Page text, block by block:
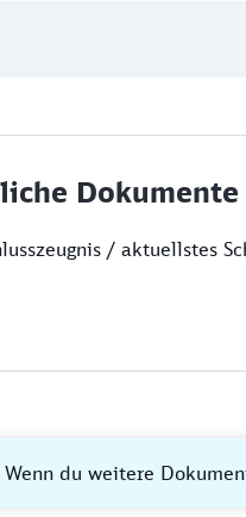
Dokumente
/ aktuellstes
Wenn du weitere